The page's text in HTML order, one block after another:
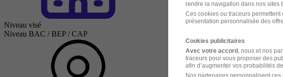
Niveau visé
Niveau BAC / BEP / CAP
rendre la navigation dans nos sites
Ces cookies ou traceurs
présentation personnalisée des
Cookies publicitaires
Avec votre accord, nous et nos
traceurs pour vous proposer des
afin d’augmenter vos probabilités
Nos partenaires personnalisent